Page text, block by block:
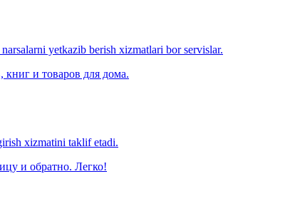
yetkazib berish xizmatlari bor servislar.
и товаров для дома.
xizmatini taklif etadi.
и обратно. Легко!